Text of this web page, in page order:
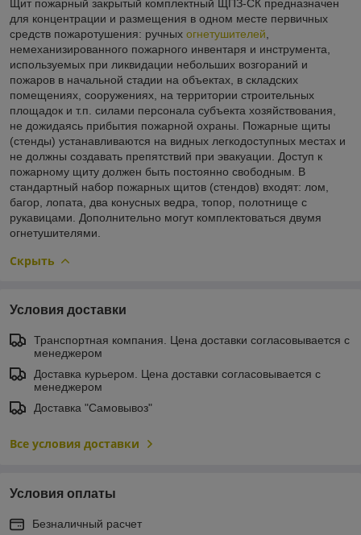
Щит пожарный закрытый комплектный ЩПЗ-СК предназначен
для концентрации и размещения в одном месте первичных
средств пожаротушения: ручных огнетушителей
немеханизированного пожарного инвентаря и инструмента,
используемых при ликвидации небольших возгораний и
пожаров в начальной стадии на объектах, в складских
помещениях, сооружениях, на территории строительных
площадок и т.п. силами персонала субъекта хозяйствования,
не дожидаясь прибытия пожарной охраны. Пожарные щиты
(стенды) устанавливаются на видных легкодоступных местах и
не должны создавать препятствий при эвакуации. Доступ к
пожарному щиту должен быть постоянно свободным. В
стандартный набор пожарных щитов (стендов) входят: лом,
багор, лопата, два конусных ведра, топор, полотнище с
рукавицами. Дополнительно могут комплектоваться двумя
огнетушителями.
Скрыть
Условия доставки
Транспортная компания. Цена доставки согласовывается с
менеджером
Доставка курьером. Цена доставки согласовывается с
менеджером
Доставка "Самовывоз"
Все условия доставки
Условия оплаты
Безналичный расчет